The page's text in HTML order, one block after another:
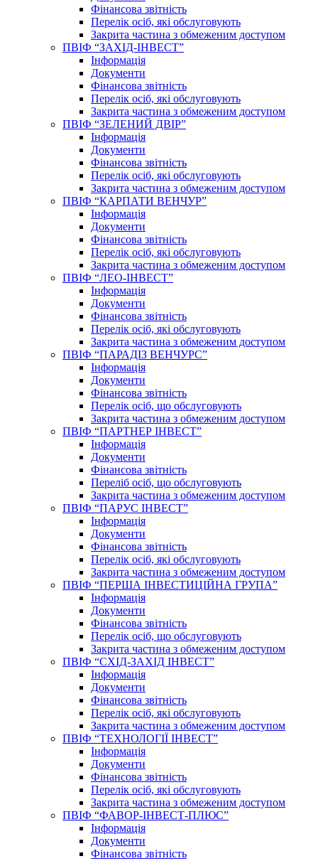
Фінансова звітність
Перелік осіб, які обслуговують
Закрита частина з обмеженим доступом
ПВІФ “ЗАХІД-ІНВЕСТ”
Інформація
Документи
Фінансова звітність
Перелік осіб, які обслуговують
Закрита частина з обмеженим доступом
ПВІФ “ЗЕЛЕНИЙ ДВІР”
Інформація
Документи
Фінансова звітність
Перелік осіб, які обслуговують
Закрита частина з обмеженим доступом
ПВІФ “КАРПАТИ ВЕНЧУР”
Інформація
Документи
Фінансова звітність
Перелік осіб, які обслуговують
Закрита частина з обмеженим доступом
ПВІФ “ЛЕО-ІНВЕСТ”
Інформація
Документи
Фінансова звітність
Перелік осіб, які обслуговують
Закрита частина з обмеженим доступом
ПВІФ “ПАРАДІЗ ВЕНЧУРС”
Інформація
Документи
Фінансова звітність
Перелік осіб, що обслуговують
Закрита частина з обмеженим доступом
ПВІФ “ПАРТНЕР ІНВЕСТ”
Інформація
Документи
Фінансова звітність
Переліб осіб, що обслуговують
Закрита частина з обмеженим доступом
ПВІФ “ПАРУС ІНВЕСТ”
Інформація
Документи
Фінансова звітність
Перелік осіб, які обслуговують
Закрита частина з обмеженим доступом
ПВІФ “ПЕРША ІНВЕСТИЦІЙНА ГРУПА”
Інформація
Документи
Фінансова звітність
Перелік осіб, що обслуговують
Закрита частина з обмеженим доступом
ПВІФ “СХІД-ЗАХІД ІНВЕСТ”
Інформація
Документи
Фінансова звітність
Перелік осіб, які обслуговують
Закрита частина з обмеженим доступом
ПВІФ “ТЕХНОЛОГІЇ ІНВЕСТ”
Інформація
Документи
Фінансова звітність
Перелік осіб, які обслуговують
Закрита частина з обмеженим доступом
ПВІФ “ФАВОР-ІНВЕСТ-ПЛЮС”
Інформація
Документи
Фінансова звітність